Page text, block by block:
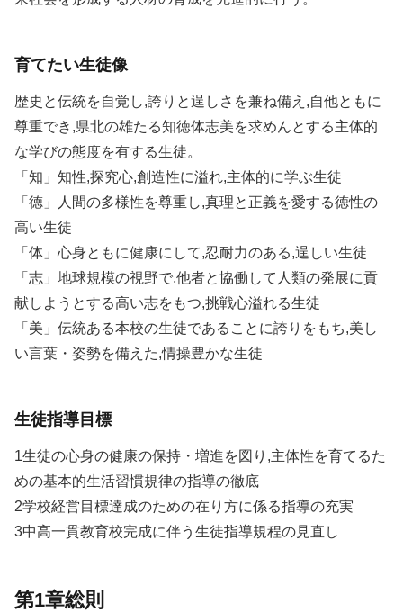
育てたい生徒像
歴史と伝統を自覚し,誇りと逞しさを兼ね備え,自他ともに
尊重でき,県北の雄たる知徳体志美を求めんとする主体的
な学びの態度を有する生徒。
「知」知性,探究心,創造性に溢れ,主体的に学ぶ生徒
「徳」人間の多様性を尊重し,真理と正義を愛する徳性の
高い生徒
「体」心身ともに健康にして,忍耐力のある,逞しい生徒
「志」地球規模の視野で,他者と協働して人類の発展に貢
献しようとする高い志をもつ,挑戦心溢れる生徒
「美」伝統ある本校の生徒であることに誇りをもち,美し
い言葉・姿勢を備えた,情操豊かな生徒
生徒指導目標
1生徒の心身の健康の保持・増進を図り,主体性を育てるた
めの基本的生活習慣規律の指導の徹底
2学校経営目標達成のための在り方に係る指導の充実
3中高一貫教育校完成に伴う生徒指導規程の見直し
第1章総則